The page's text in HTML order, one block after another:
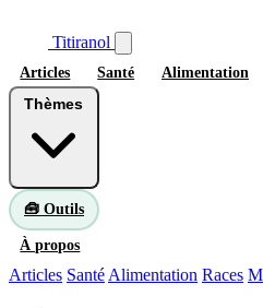
Titiranol
Articles Santé Alimentation
🧰 Outils
À propos
Articles Santé Alimentation Races